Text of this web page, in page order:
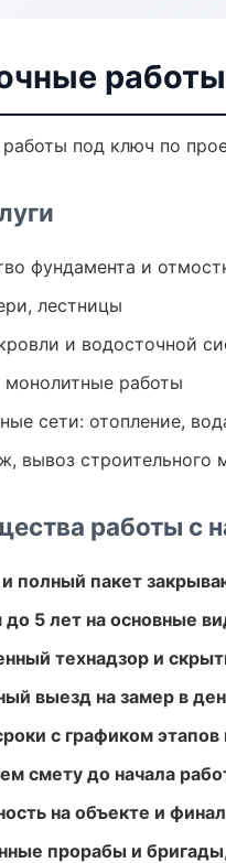
под ключ по
фундамента и
лестницы
и водосточной
монолитные работы
сети: отопление,
вывоз строительного
работы с
полный пакет
до 5 лет на основные
технадзор и
выезд на замер в
с графиком
смету до начала
на объекте и
прорабы и